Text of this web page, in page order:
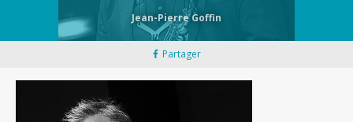
Jean-Pierre Goffin
Partager